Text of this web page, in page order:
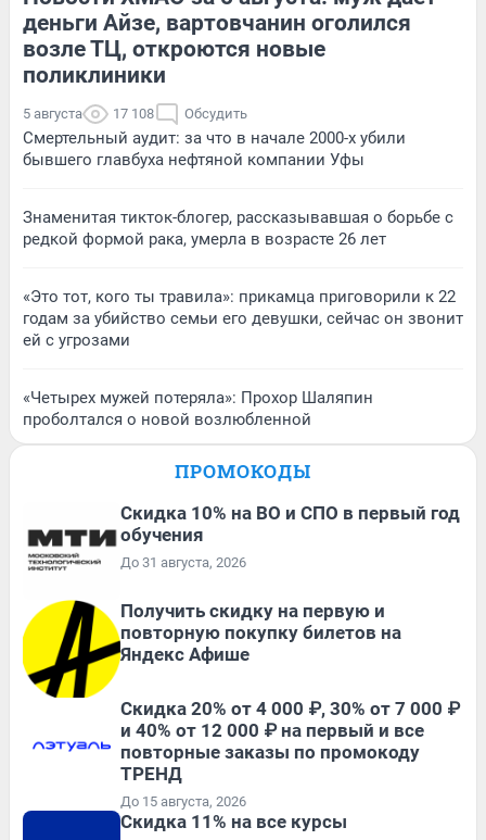
деньги Айзе, вартовчанин оголился
возле ТЦ, откроются новые
поликлиники
5 августа 17 108 Обсудить
Смертельный аудит: за что в начале 2000-х убили
бывшего главбуха нефтяной компании Уфы
Знаменитая тикток-блогер, рассказывавшая о борьбе с
редкой формой рака, умерла в возрасте 26 лет
«Это тот, кого ты травила»: прикамца приговорили к 22
годам за убийство семьи его девушки, сейчас он звонит
ей с угрозами
«Четырех мужей потеряла»: Прохор Шаляпин
проболтался о новой возлюбленной
ПРОМОКОДЫ
Скидка 10% на ВО и СПО в первый год
обучения
До 31 августа, 2026
Получить скидку на первую и
повторную покупку билетов на
Яндекс Афише
Скидка 20% от 4 000 ₽, 30% от 7 000 ₽
и 40% от 12 000 ₽ на первый и все
повторные заказы по промокоду
ТРЕНД
До 15 августа, 2026
Скидка 11% на все курсы